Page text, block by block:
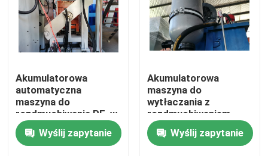
Ciągłe wytłaczanie z rozdmuchem
Maszyna do formowania z rozdmuchem z podwójną
Plastikowa maszyna pomocnicza
Akumulatorowa
automatyczna
maszyna do
rozdmuchiwania PE, w
pełni automatyczna
maszyna do
rozdmuchiwania
Wyślij zapytanie
Akumulatorowa
maszyna do
wytłaczania z
rozdmuchiwaniem
Pojedyncza stacja
automatyczna
Wyślij zapytanie